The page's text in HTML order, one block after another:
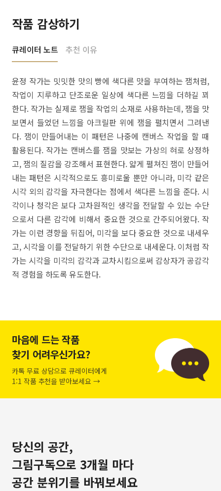
작품 감상하기
큐레이터 노트 추천 이유
윤정 작가는 밋밋한 맛의 빵에 색다른 맛을 부여하는 잼처럼,
작업이 지루하고 단조로운 일상에 색다른 느낌을 더하길 꾀
한다. 작가는 실제로 잼을 작업의 소재로 사용하는데, 잼을 맛
보면서 들었던 느낌을 아크릴판 위에 잼을 펼치면서 그려낸
다. 잼이 만들어내는 이 패턴은 나중에 캔버스 작업을 할 때
활용된다. 작가는 캔버스를 잼을 맛보는 가상의 혀로 상정하
고, 잼의 질감을 강조해서 표현한다. 얇게 펼쳐진 잼이 만들어
내는 패턴은 시각적으로도 흥미로울 뿐만 아니라, 미각 같은
시각 외의 감각을 자극한다는 점에서 색다른 느낌을 준다. 시
각이나 청각은 보다 고차원적인 생각을 전달할 수 있는 수단
으로서 다른 감각에 비해서 중요한 것으로 간주되어왔다. 작
가는 이런 경향을 뒤집어, 미각을 보다 중요한 것으로 내세우
고, 시각을 이를 전달하기 위한 수단으로 내세운다. 이처럼 작
가는 시각을 미각의 감각과 교차시킴으로써 감상자가 공감각
적 경험을 하도록 유도한다.
마음에 드는 작품
찾기 어려우신가요?
카톡 무료 상담으로 큐레이터에게
1:1 작품 추천을 받아보세요 →
당신의 공간,
그림구독으로 3개월 마다
공간 분위기를 바꿔보세요